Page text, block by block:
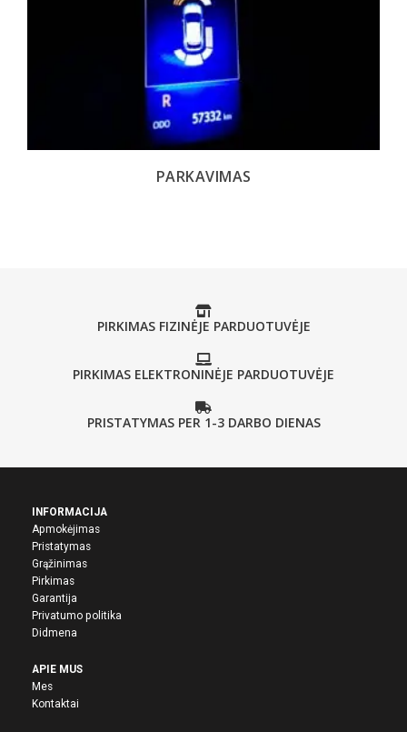
PARKAVIMAS
PIRKIMAS FIZINĖJE PARDUOTUVĖJE
PIRKIMAS ELEKTRONINĖJE PARDUOTUVĖJE
PRISTATYMAS PER 1-3 DARBO DIENAS
INFORMACIJA
Apmokėjimas
Pristatymas
Grąžinimas
Pirkimas
Garantija
Privatumo politika
Didmena
APIE MUS
Mes
Kontaktai